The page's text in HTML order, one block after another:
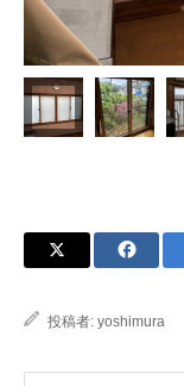
投稿者: yoshimura